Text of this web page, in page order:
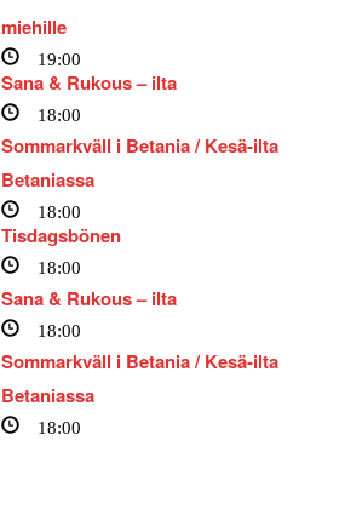
miehille
19:00
Sana & Rukous – ilta
18:00
Sommarkväll i Betania / Kesä-ilta
Betaniassa
18:00
Tisdagsbönen
18:00
Sana & Rukous – ilta
18:00
Sommarkväll i Betania / Kesä-ilta
Betaniassa
18:00